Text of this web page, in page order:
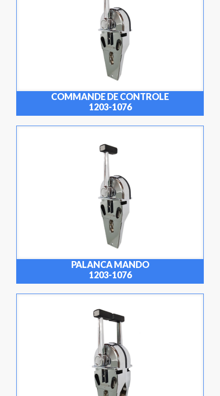
COMMANDE DE CONTROLE
1203-1076
PALANCA MANDO
1203-1076